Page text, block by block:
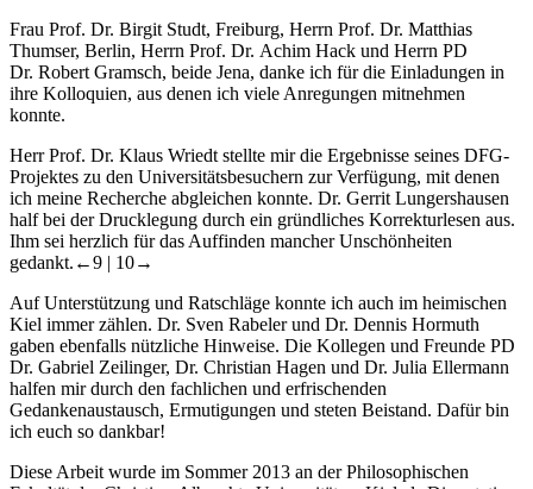
Frau Prof. Dr. Birgit Studt, Freiburg, Herrn Prof. Dr. Matthias
Thumser, Berlin, Herrn Prof. Dr. Achim Hack und Herrn PD
Dr. Robert Gramsch, beide Jena, danke ich für die Einladungen in
ihre Kolloquien, aus denen ich viele Anregungen mitnehmen
konnte.
Herr Prof. Dr. Klaus Wriedt stellte mir die Ergebnisse seines DFG-
Projektes zu den Universitätsbesuchern zur Verfügung, mit denen
ich meine Recherche abgleichen konnte. Dr. Gerrit Lungershausen
half bei der Drucklegung durch ein gründliches Korrekturlesen aus.
Ihm sei herzlich für das Auffinden mancher Unschönheiten
gedankt. ←9 | 10→
Auf Unterstützung und Ratschläge konnte ich auch im heimischen
Kiel immer zählen. Dr. Sven Rabeler und Dr. Dennis Hormuth
gaben ebenfalls nützliche Hinweise. Die Kollegen und Freunde PD
Dr. Gabriel Zeilinger, Dr. Christian Hagen und Dr. Julia Ellermann
halfen mir durch den fachlichen und erfrischenden
Gedankenaustausch, Ermutigungen und steten Beistand. Dafür bin
ich euch so dankbar!
Diese Arbeit wurde im Sommer 2013 an der Philosophischen